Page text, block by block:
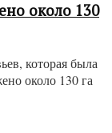
около 130
которая была
около 130 га